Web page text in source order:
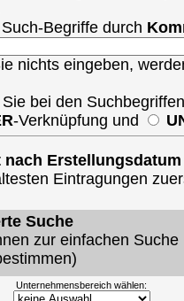
Begriffe durch
nichts eingeben,
bei den
-Verknüpfung und
nach Erstellungsdatum
Eintragungen
Suche
zur einfachen
Unternehmensbereich wählen: